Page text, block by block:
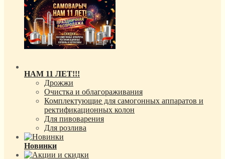
НАМ 11 ЛЕТ!!!
Дрожжи
Очистка и облагораживания
Комплектующие для самогонных аппаратов и
ректификационных колон
Для пивоварения
Для розлива
Новинки